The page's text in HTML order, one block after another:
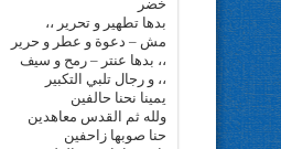
خضر
بدها تطهير و تحرير ،،
مش – دعوة و عطر و حرير
،، بدها عنتر – رمح و سيف
،، و رجال تلبي التكبير
يمينا نحنا حالفين
ولله ثم القدس معاهدين
حنا صوبها زاحفين